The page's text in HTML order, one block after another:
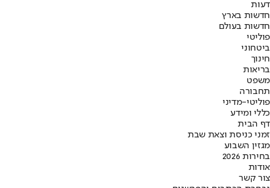
דעות
חדשות בארץ
חדשות בעולם
פוליטי
ביטחוני
חינוך
בריאות
משפט
תחבורה
פוליטי-מדיני
כללי ומידע
דף הבית
זמני כניסת וצאת שבת
מגזין השבוע
בחירות 2026
אודות
צור קשר